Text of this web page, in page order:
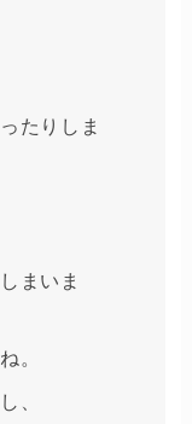
たりしま
まいま
。
、